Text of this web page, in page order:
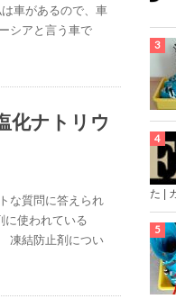
車があるので、車
シアと言う車で
化ナトリウ
な質問に答えられ
使われている
凍結防止剤につい
た |